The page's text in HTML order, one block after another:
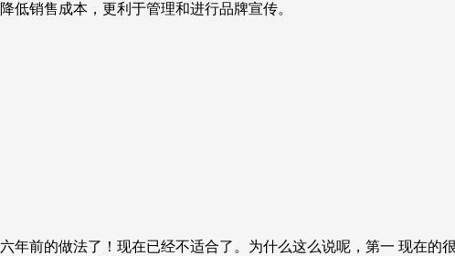
低销售成本，更利于管理和进行品牌宣传。
年前的做法了！现在已经不适合了。为什么这么说呢，第一 现在的